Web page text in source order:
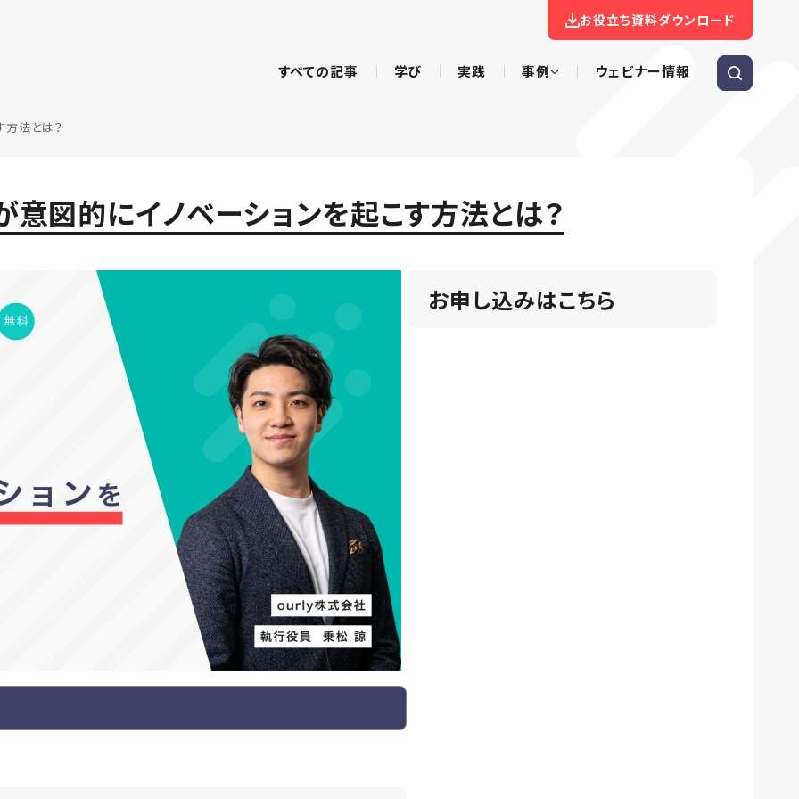
お役立ち資料ダウンロード
すべての記事 学び 実践 事例 ウェビナー情報
法とは？
図的にイノベーションを起こす方法とは？
お申し込みはこちら